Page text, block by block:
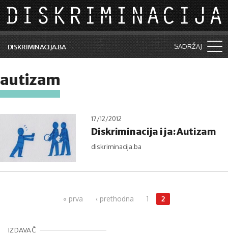
Skip to main content
DISKRIMINACIJA.BA SADRŽAJ
Vijesti i događaji
Kolumne
Lične priče
Saradnja sa medijima
autizam
17/12/2012
Diskriminacija i ja: Autizam
diskriminacija.ba
« prva ‹ prethodna 1 2
IZDAVAČ